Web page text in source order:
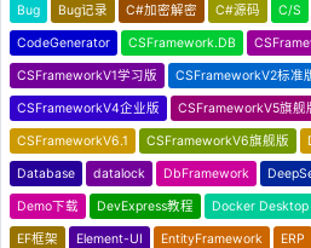
Bug Bug记录 C#加密解密 C#源码 C/S
CodeGenerator CSFramework.DB
CSFrameworkV1学习版 CSFrameworkV2标准
CSFrameworkV4企业版 CSFrameworkV5旗舰
CSFrameworkV6.1 CSFrameworkV6旗舰版
Database datalock DbFramework
Demo下载 DevExpress教程 Docker Desktop
EF框架 Element-UI EntityFramework ERP